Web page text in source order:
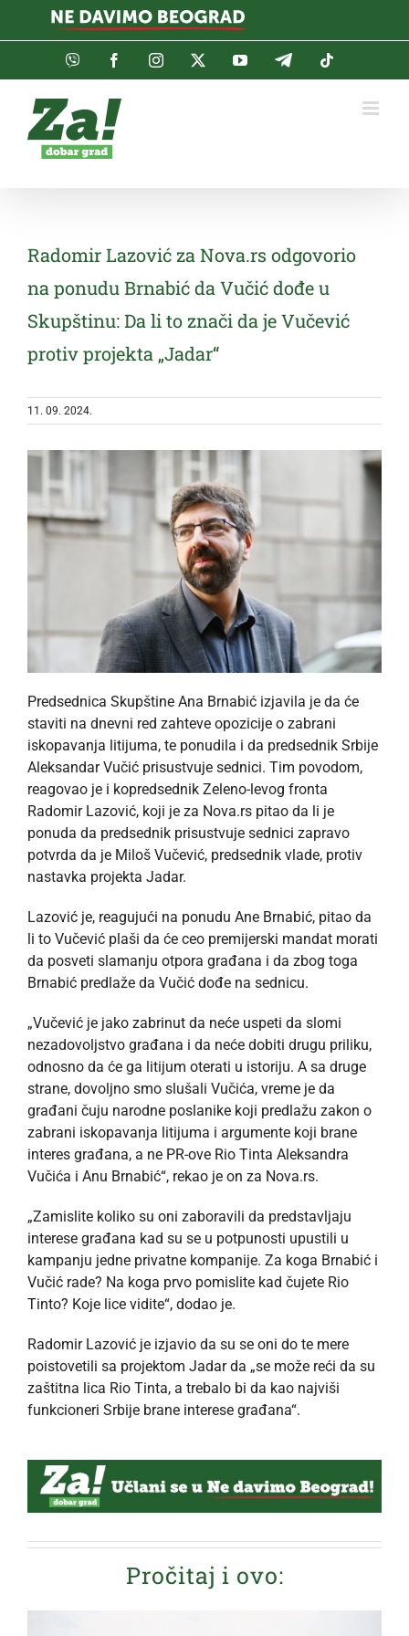
Viber FacebookInstagramTwitterYouTubeTelegram
Radomir Lazović za Nova.rs odgovorio
na ponudu Brnabić da Vučić dođe u
Skupštinu: Da li to znači da je Vučević
protiv projekta „Jadar“
11. 09. 2024.
Predsednica Skupštine Ana Brnabić izjavila je da će
staviti na dnevni red zahteve opozicije o zabrani
iskopavanja litijuma, te ponudila i da predsednik Srbije
Aleksandar Vučić prisustvuje sednici. Tim povodom,
reagovao je i kopredsednik Zeleno-levog fronta
Radomir Lazović, koji je za Nova.rs pitao da li je
ponuda da predsednik prisustvuje sednici zapravo
potvrda da je Miloš Vučević, predsednik vlade, protiv
nastavka projekta Jadar.
Lazović je, reagujući na ponudu Ane Brnabić, pitao da
li to Vučević plaši da će ceo premijerski mandat morati
da posveti slamanju otpora građana i da zbog toga
Brnabić predlaže da Vučić dođe na sednicu.
„Vučević je jako zabrinut da neće uspeti da slomi
nezadovoljstvo građana i da neće dobiti drugu priliku,
odnosno da će ga litijum oterati u istoriju. A sa druge
strane, dovoljno smo slušali Vučića, vreme je da
građani čuju narodne poslanike koji predlažu zakon o
zabrani iskopavanja litijuma i argumente koji brane
interes građana, a ne PR-ove Rio Tinta Aleksandra
Vučića i Anu Brnabić“, rekao je on za Nova.rs.
„Zamislite koliko su oni zaboravili da predstavljaju
interese građana kad su se u potpunosti upustili u
kampanju jedne privatne kompanije. Za koga Brnabić i
Vučić rade? Na koga prvo pomislite kad čujete Rio
Tinto? Koje lice vidite“, dodao je.
Radomir Lazović je izjavio da su se oni do te mere
poistovetili sa projektom Jadar da „se može reći da su
zaštitna lica Rio Tinta, a trebalo bi da kao najviši
funkcioneri Srbije brane interese građana“.
Pročitaj i ovo: